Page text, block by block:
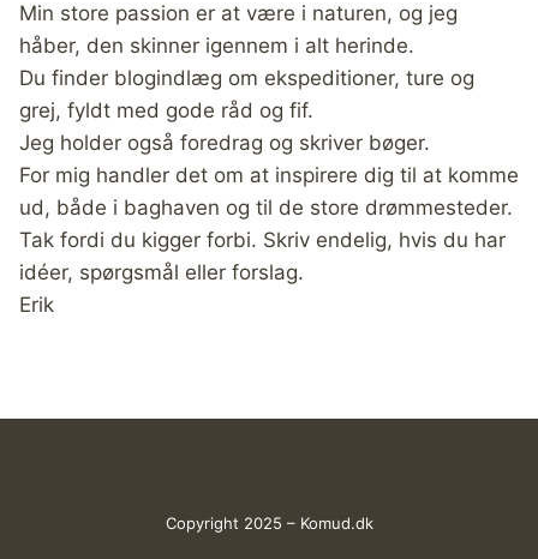
Min store passion er at være i naturen, og jeg
håber, den skinner igennem i alt herinde.
Du finder blogindlæg om ekspeditioner, ture og
grej, fyldt med gode råd og fif.
Jeg holder også foredrag og skriver bøger.
For mig handler det om at inspirere dig til at komme
ud, både i baghaven og til de store drømmesteder.
Tak fordi du kigger forbi. Skriv endelig, hvis du har
idéer, spørgsmål eller forslag.
Erik
Copyright 2025 – Komud.dk